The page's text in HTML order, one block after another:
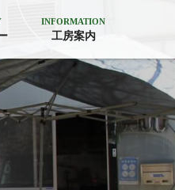
INFORMATION
工房案内